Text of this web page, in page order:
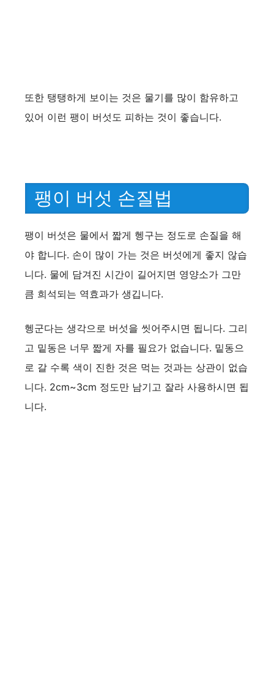
또한 탱탱하게 보이는 것은 물기를 많이 함유하고
있어 이런 팽이 버섯도 피하는 것이 좋습니다.
팽이 버섯 손질법
팽이 버섯은 물에서 짧게 헹구는 정도로 손질을 해
야 합니다. 손이 많이 가는 것은 버섯에게 좋지 않습
니다. 물에 담겨진 시간이 길어지면 영양소가 그만
큼 희석되는 역효과가 생깁니다.
헹군다는 생각으로 버섯을 씻어주시면 됩니다. 그리
고 밑동은 너무 짧게 자를 필요가 없습니다. 밑동으
로 갈 수록 색이 진한 것은 먹는 것과는 상관이 없습
니다. 2cm~3cm 정도만 남기고 잘라 사용하시면 됩
니다.